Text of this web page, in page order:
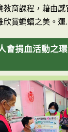
教育課程，藉由
欣賞蝙蝠之美。運
會捐血活動之